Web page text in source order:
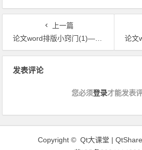
上一篇
论文word排版小窍门(1)——前言
论文
发表评论
您必须登录才能发表评
Copyright © Qt大课堂 |